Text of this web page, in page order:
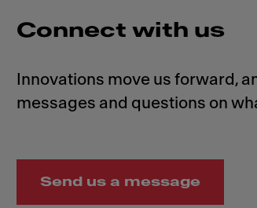
Connect with us
Innovations move us forward,
Send us a message